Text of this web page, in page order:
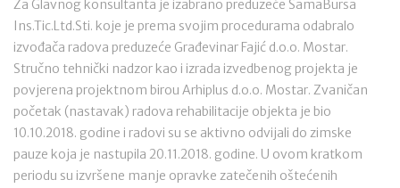
Za Glavnog konsultanta je izabrano preduzeće SamaBursa
Ins.Tic.Ltd.Sti. koje je prema svojim procedurama odabralo
izvođača radova preduzeće Građevinar Fajić d.o.o. Mostar.
Stručno tehnički nadzor kao i izrada izvedbenog projekta je
povjerena projektnom birou Arhiplus d.o.o. Mostar. Zvaničan
početak (nastavak) radova rehabilitacije objekta je bio
10.10.2018. godine i radovi su se aktivno odvijali do zimske
pauze koja je nastupila 20.11.2018. godine. U ovom kratkom
periodu su izvršene manje opravke zatečenih oštećenih